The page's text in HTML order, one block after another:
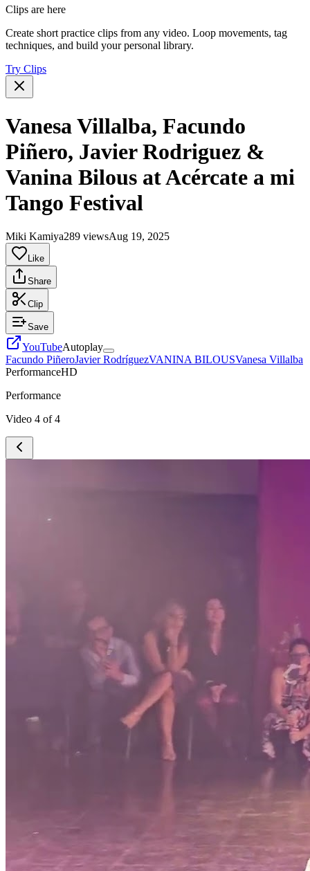
Clips are here
Create short practice clips from any video. Loop movements, tag
techniques, and build your personal library.
Try Clips
Vanesa Villalba, Facundo
Piñero, Javier Rodriguez &
Vanina Bilous at Acércate a mi
Tango Festival
Miki Kamiya289 viewsAug 19, 2025
Like
Share
Clip
Save
YouTubeAutoplay
Facundo PiñeroJavier RodríguezVANINA BILOUSVanesa Villalba
PerformanceHD
Performance
Video 4 of 4